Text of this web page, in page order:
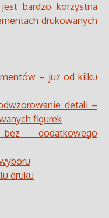
bardzo korzystna
drukowanych
– już od kilku
detali –
figurek
dodatkowego
druku